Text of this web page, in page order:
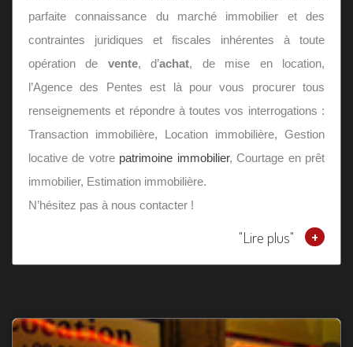
parfaite connaissance du marché immobilier et des
contraintes juridiques et fiscales inhérentes à toute
opération de vente, d’achat, de mise en location,
l’Agence des Pentes est là pour vous procurer tous
renseignements et répondre à toutes vos interrogations :
Transaction immobilière, Location immobilière, Gestion
locative de votre patrimoine immobilier, Courtage en prêt
immobilier, Estimation immobilière.
N’hésitez pas à nous contacter !
"Lire plus" +